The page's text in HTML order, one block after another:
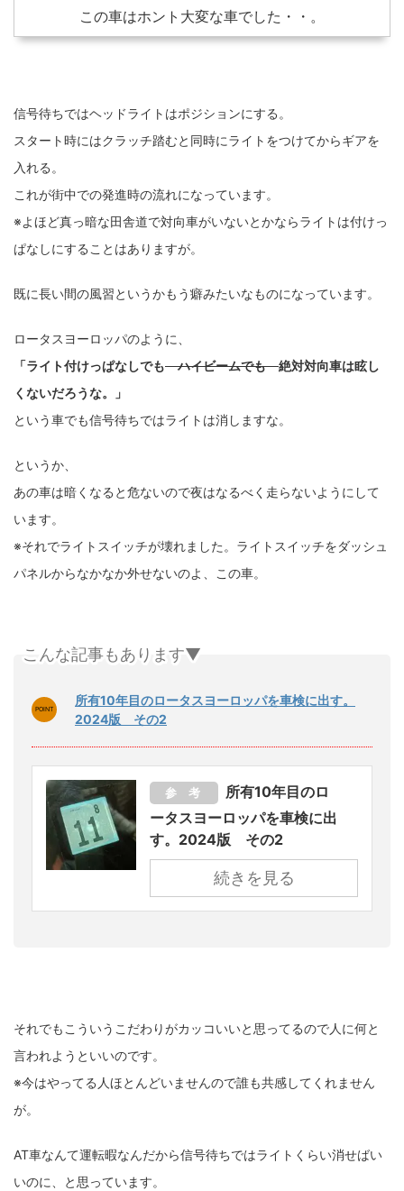
この車はホント大変な車でした・・。
信号待ちではヘッドライトはポジションにする。
スタート時にはクラッチ踏むと同時にライトをつけてからギアを
入れる。
これが街中での発進時の流れになっています。
※よほど真っ暗な田舎道で対向車がいないとかならライトは付けっ
ぱなしにすることはありますが。
既に長い間の風習というかもう癖みたいなものになっています。
ロータスヨーロッパのように、
「ライト付けっぱなしでもハイビームでも絶対対向車は眩し
くないだろうな。」
という車でも信号待ちではライトは消しますな。
というか、
あの車は暗くなると危ないので夜はなるべく走らないようにして
います。
※それでライトスイッチが壊れました。ライトスイッチをダッシュ
パネルからなかなか外せないのよ、この車。
こんな記事もあります▼
所有10年目のロータスヨーロッパを車検に出す。
2024版 その2
参 考
所有10年目のロ
ータスヨーロッパを車検に出
す。2024版 その2
続きを見る
それでもこういうこだわりがカッコいいと思ってるので人に何と
言われようといいのです。
※今はやってる人ほとんどいませんので誰も共感してくれません
が。
AT車なんて運転暇なんだから信号待ちではライトくらい消せばい
いのに、と思っています。